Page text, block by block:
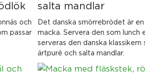
och
passar
salta mandlar
Det danska smörrebrödet är
macka. Servera den som lunch
serveras den danska
ärtpuré och salta mandlar.